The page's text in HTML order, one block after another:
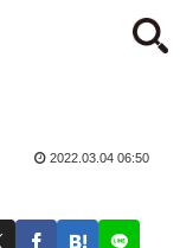
2022.03.04 06:50